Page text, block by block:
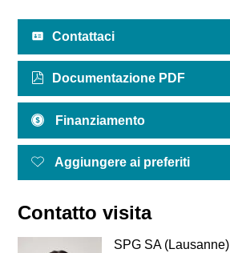
Contattaci
Documentazione PDF
Finanziamento
Aggiungere ai preferiti
Contatto visita
SPG SA (Lausanne)